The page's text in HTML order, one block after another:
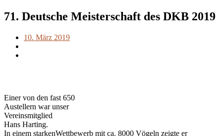
71. Deutsche Meisterschaft des DKB 2019
10. März 2019
Einer von den fast 650
Austellern war unser
Vereinsmitglied
Hans Harting.
In einem starkenWettbewerb mit ca. 8000 Vögeln zeigte er